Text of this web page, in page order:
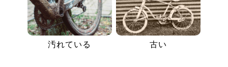
汚れている 古い